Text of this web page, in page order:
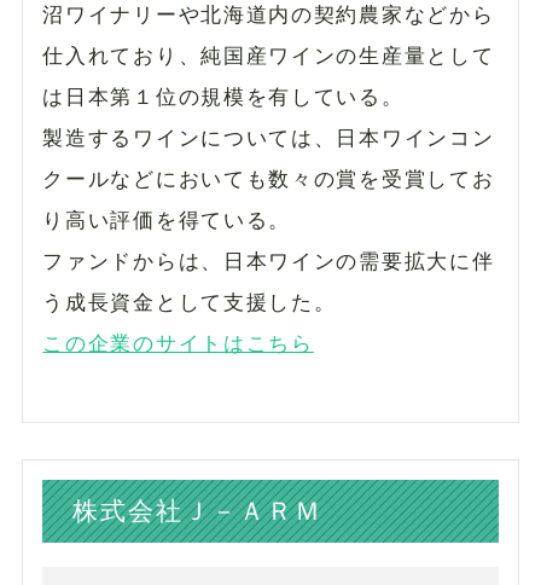
沼ワイナリーや北海道内の契約農家などから
仕入れており、純国産ワインの生産量として
は日本第１位の規模を有している。
製造するワインについては、日本ワインコン
クールなどにおいても数々の賞を受賞してお
り高い評価を得ている。
ファンドからは、日本ワインの需要拡大に伴
う成長資金として支援した。
この企業のサイトはこちら
株式会社Ｊ－ＡＲＭ